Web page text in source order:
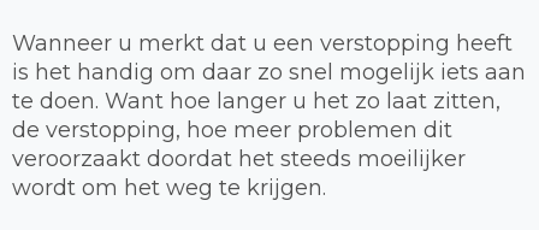
Wanneer u merkt dat u een verstopping heeft
is het handig om daar zo snel mogelijk iets aan
te doen. Want hoe langer u het zo laat zitten,
de verstopping, hoe meer problemen dit
veroorzaakt doordat het steeds moeilijker
wordt om het weg te krijgen.